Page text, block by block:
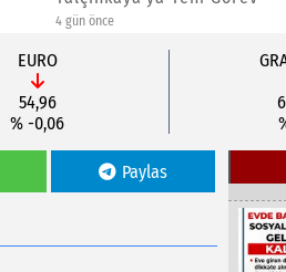
4 gün önce
EURO
54,96
% -0,06
Paylas